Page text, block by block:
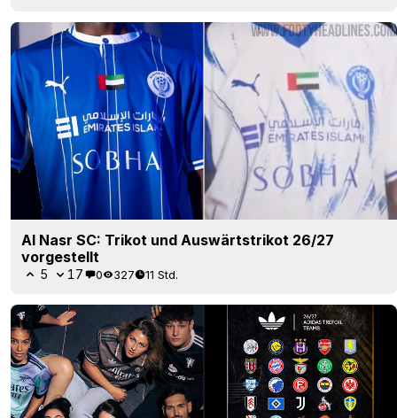
Al Nasr SC: Trikot und Auswärtstrikot 26/27
vorgestellt
5 17 0 327 11 Std.